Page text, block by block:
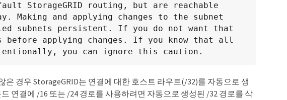
StorageGRID routing, but are reachable
Making and applying changes to the subnet
subnets persistent. If you do not want that
before applying changes. If you know that all
you can ignore this caution.
경우 StorageGRID는 연결에 대한 호스트 라우트(/32)를 자동으로 생
연결에 /16 또는 /24 경로를 사용하려면 자동으로 생성된 /32 경로를 삭